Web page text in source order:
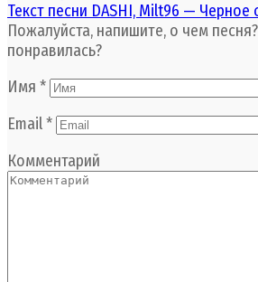
Текст песни DASHI, Milt96 — Черное
Пожалуйста, напишите, о чем
понравилась?
Имя *
Email*
Комментарий